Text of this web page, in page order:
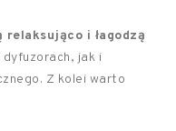
relaksująco i łagodzą
dyfuzorach, jak i
Z kolei warto